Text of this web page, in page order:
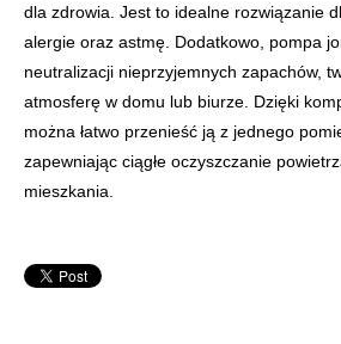
dla zdrowia. Jest to idealne rozwiązanie
alergie oraz astmę. Dodatkowo, pompa
neutralizacji nieprzyjemnych zapachów,
atmosferę w domu lub biurze. Dzięki
można łatwo przenieść ją z jednego
zapewniając ciągłe oczyszczanie
mieszkania.